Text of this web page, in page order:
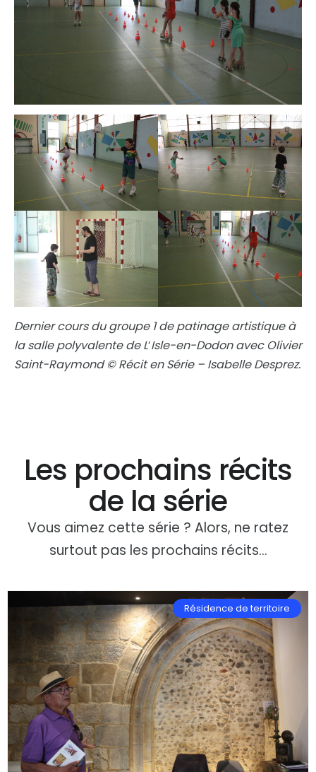
Dernier cours du groupe 1 de patinage artistique à
la salle polyvalente de L‘Isle-en-Dodon avec Olivier
Saint-Raymond © Récit en Série – Isabelle Desprez.
Les prochains récits
de la série
Vous aimez cette série ? Alors, ne ratez
surtout pas les prochains récits…
Résidence de territoire